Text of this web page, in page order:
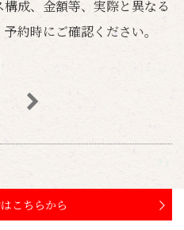
成、金額等、実際と異なる
約時にご確認ください。
こちらから